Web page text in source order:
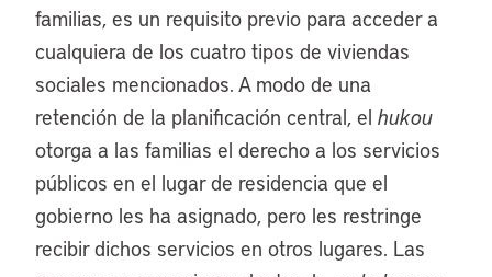
familias, es un requisito previo para acceder a
cualquiera de los cuatro tipos de viviendas
sociales mencionados. A modo de una
retención de la planificación central, el hukou
otorga a las familias el derecho a los servicios
públicos en el lugar de residencia que el
gobierno les ha asignado, pero les restringe
recibir dichos servicios en otros lugares. Las